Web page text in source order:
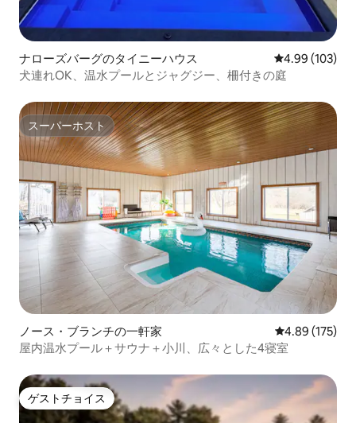
ナローズバーグのタイニーハウス レビュー103
4.99 (103)
犬連れOK、温水プールとジャグジー、柵付きの庭
スーパーホスト
スーパーホスト
ノース・ブランチの一軒家 レビュー175
4.89 (175)
屋内温水プール＋サウナ＋小川、広々とした4寝室
ゲストチョイス
ゲストチョイス